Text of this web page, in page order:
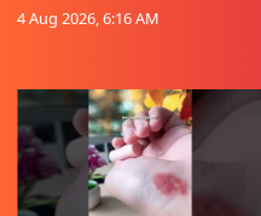
4 Aug 2026, 6:16 AM